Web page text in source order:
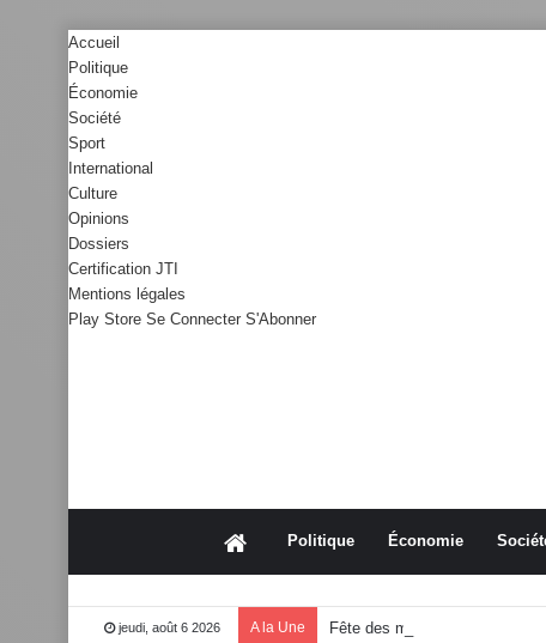
Accueil
Politique
Économie
Société
Sport
International
Culture
Opinions
Dossiers
Certification JTI
Mentions légales
Play Store Se Connecter S'Abonner
AccueilPolitique Économie
jeudi, août 6 2026 A la Une Fête des mères 2026:Moussa